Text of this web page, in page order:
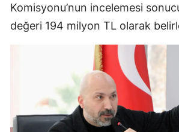
Komisyonu’nun incelemesi
değeri 194 milyon TL olarak